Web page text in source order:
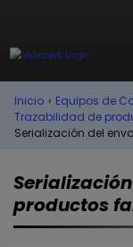
Inicio › Equipos de
Trazabilidad de
Serialización del
productos